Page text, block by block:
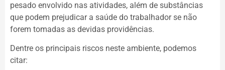
pesado envolvido nas atividades, além de substâncias
que podem prejudicar a saúde do trabalhador se não
forem tomadas as devidas providências.
Dentre os principais riscos neste ambiente, podemos
citar: